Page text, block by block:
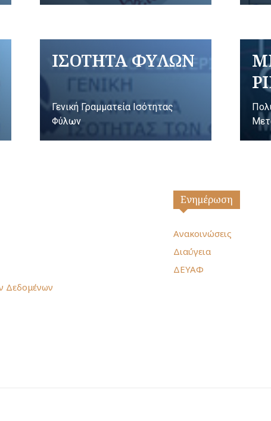
ΙΣΟΤΗΤΑ ΦΥΛΩΝ
Γενική Γραμματεία Ισότητας
Φύλων
Δεδομένων
Ενημέρωση
Ανακοινώσεις
Διαύγεια
ΔΕΥΑΦ